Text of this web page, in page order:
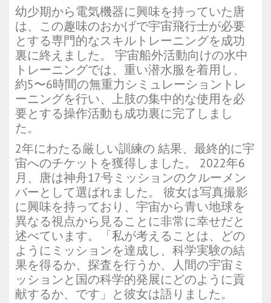
幼少期から電気機器に興味を持っていた唐
は、この趣味のおかげで宇宙飛行士が必要
とする専門的なスキルトレーニングを成功
裏に終えました。 宇宙船外活動向けの水中
トレーニングでは、重い潜水服を着用し、
約5〜6時間の無重力シミュレーショントレ
ーニングを行い、上肢の集中的な使用を必
要とする操作活動も成功裏に完了しまし
た。
2年にわたる厳しい訓練の 結果、最終的に宇
宙へのチケットを獲得しました。 2022年6
月、唐は神舟17号ミッションのクルーメン
バーとして選ばれました。 彼女は写真撮影
に興味を持っており、宇宙から青い地球を
異なる視点から見ることに非常に幸せだと
述べています。「私が考えることは、どの
ようにミッションを達成し、科学実験の結
果を得るか、探査を行うか、人間の宇宙ミ
ッションと国の科学的発展にどのように貢
献するか、です」と彼女は語りました。